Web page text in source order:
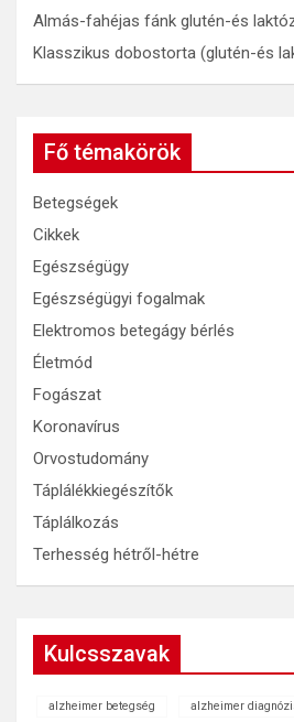
Almás-fahéjas fánk glutén-és
Klasszikus dobostorta (glutén-és
Fő témakörök
Betegségek
Cikkek
Egészségügy
Egészségügyi fogalmak
Elektromos betegágy bérlés
Életmód
Fogászat
Koronavírus
Orvostudomány
Táplálékkiegészítők
Táplálkozás
Terhesség hétről-hétre
Kulcsszavak
alzheimer betegség alzheimer